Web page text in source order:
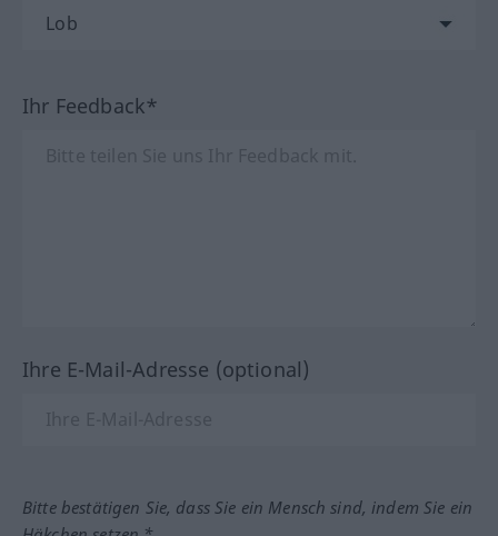
Ihr Feedback*
Ihre E-Mail-Adresse (optional)
Bitte bestätigen Sie, dass Sie ein Mensch sind, indem Sie ein